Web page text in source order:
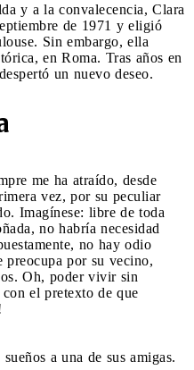
y a la convalecencia, Clara
de 1971 y eligió
Sin embargo, ella
en Roma. Tras años en
un nuevo deseo.
me ha atraído, desde
vez, por su peculiar
Imagínese: libre de toda
no habría necesidad
no hay odio
preocupa por su vecino,
Oh, poder vivir sin
el pretexto de que
a una de sus amigas.